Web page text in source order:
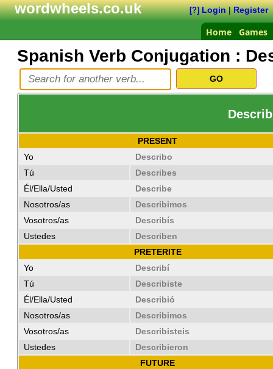
wordwheels.co.uk [?] Login|Register
Home Games
Spanish Verb Conjugation :
PRESENT
Yo
Describo
Tú
Describes
Él/Ella/Usted
Describe
Nosotros/as
Describimos
Vosotros/as
Describís
Ustedes
Describen
PRETERITE
Yo
Describí
Tú
Describiste
Él/Ella/Usted
Describió
Nosotros/as
Describimos
Vosotros/as
Describisteis
Ustedes
Describieron
FUTURE